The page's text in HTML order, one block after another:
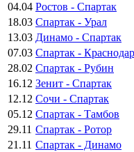
04.04 Ростов - Спартак
18.03 Спартак - Урал
13.03 Динамо - Спартак
07.03 Спартак - Краснодар
28.02 Спартак - Рубин
16.12 Зенит - Спартак
12.12 Сочи - Спартак
05.12 Спартак - Тамбов
29.11 Спартак - Ротор
21.11 Спартак - Динамо